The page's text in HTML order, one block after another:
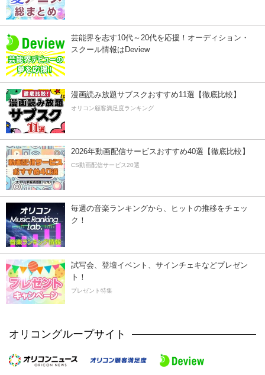
芸能界を志す10代～20代を応援！オーディション・
スクール情報はDeview
漫画読み放題サブスクおすすめ11選【徹底比較】
オリコン顧客満足度ランキング
2026年動画配信サービスおすすめ40選【徹底比較】
CS動画配信サービス20選
毎週の音楽ランキングから、ヒットの推移をチェッ
ク！
試写会、登壇イベント、サインチェキなどプレゼン
ト！
プレゼント特集
オリコングループサイト